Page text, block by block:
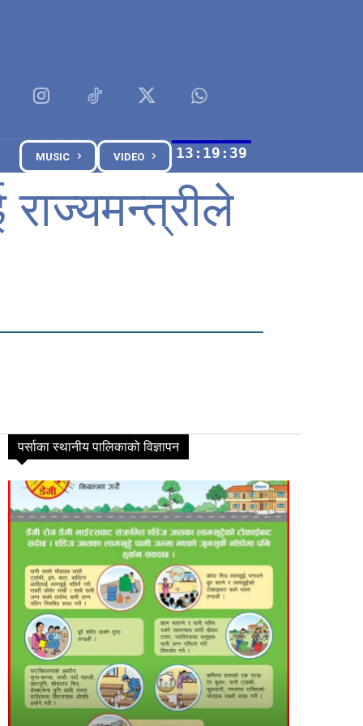
MUSIC VIDEO
पर्साका स्थानीय पालिकाको विज्ञापन